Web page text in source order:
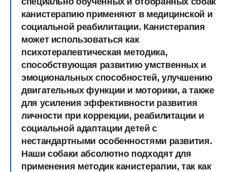
канистерапию применяют в медицинской и
социальной реабилитации. Канистерапия
может использоваться как
психотерапевтическая методика,
способствующая развитию умственных и
эмоциональных способностей, улучшению
двигательных функции и моторики, а также
для усиления эффективности развития
личности при коррекции, реабилитации и
социальной адаптации детей с
нестандартными особенностями развития.
Наши собаки абсолютно подходят для
применения методик канистерапии, так как